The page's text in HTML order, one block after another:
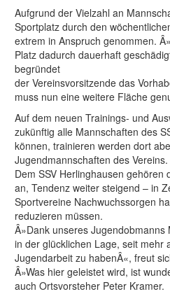
Aufgrund der Vielzahl an
Sportplatz durch den
extrem in Anspruch genommen.
Platz dadurch dauerhaft
begründet
der Vereinsvorsitzende das
muss nun eine weitere Fläche
Auf dem neuen Trainings- und
zukünftig alle Mannschaften des
können, trainieren werden dort
Jugendmannschaften des Vereins.
Dem SSV Herlinghausen
an, Tendenz weiter steigend – in
Sportvereine Nachwuchssorgen
reduzieren müssen.
Â»Dank unseres
in der glücklichen Lage, seit mehr
Jugendarbeit zu habenÂ«, freut
Â»Was hier geleistet wird, ist
auch Ortsvorsteher Peter Kramer.